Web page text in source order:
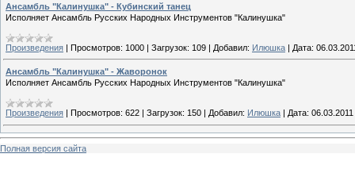
Ансамбль "Калинушка" - Кубинский танец
Исполняет Ансамбль Русских Народных Инструментов "Калинушка"
Произведения | Просмотров: 1000 | Загрузок: 109 | Добавил: Илюшка | Дата:
Ансамбль "Калинушка" - Жаворонок
Исполняет Ансамбль Русских Народных Инструментов "Калинушка"
Произведения Просмотров: 622 Загрузок: 150 Добавил: Илюшка Дата: 06.03.2011
Полная версия сайта